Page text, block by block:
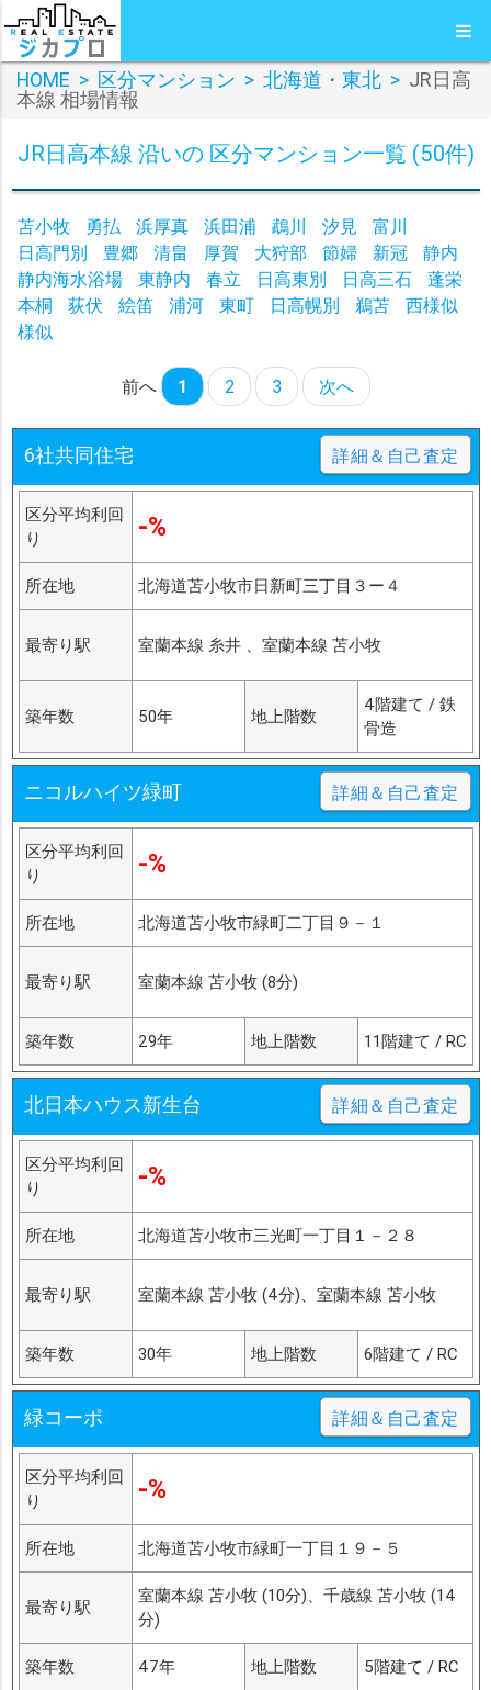
HOME > 区分マンション > 北海道・東北 > JR日高
本線 相場情報
JR日高本線 沿いの 区分マンション一覧 (50件)
苫小牧 勇払 浜厚真 浜田浦 鵡川 汐見
富川
日高門別
豊郷 清畠 厚賀 大狩部 節婦 新冠
静内
静内海水浴場
東静内 春立 日高東別 日高三石
蓬栄
本桐
荻伏 絵笛 浦河 東町 日高幌別 鵜苫
西様似
様似
前へ 1 2 3 次へ
6社共同住宅 詳細＆自己査定
区分平均利回
り
-%
所在地 北海道苫小牧市日新町三丁目３ー４
最寄り駅 室蘭本線 糸井 、室蘭本線 苫小牧
築年数 50年 地上階数
4階建て / 鉄
骨造
ニコルハイツ緑町 詳細＆自己査定
区分平均利回
り
-%
所在地 北海道苫小牧市緑町二丁目９－１
最寄り駅 室蘭本線 苫小牧 (8分)
築年数 29年 地上階数 11階建て / RC
北日本ハウス新生台 詳細＆自己査定
区分平均利回
り
-%
所在地 北海道苫小牧市三光町一丁目１－２８
最寄り駅 室蘭本線 苫小牧 (4分)、室蘭本線 苫小牧
築年数 30年 地上階数 6階建て / RC
緑コーポ 詳細＆自己査定
区分平均利回
り
-%
所在地 北海道苫小牧市緑町一丁目１９－５
最寄り駅
室蘭本線 苫小牧 (10分)、千歳線 苫小牧 (14
分)
築年数 47年 地上階数 5階建て / RC